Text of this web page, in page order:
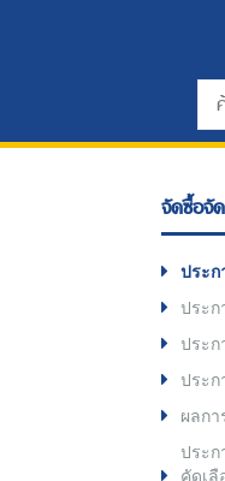
จัดซื้อจั
ประก
ประก
ประก
ประก
ผลกา
ประก
คัดเลื